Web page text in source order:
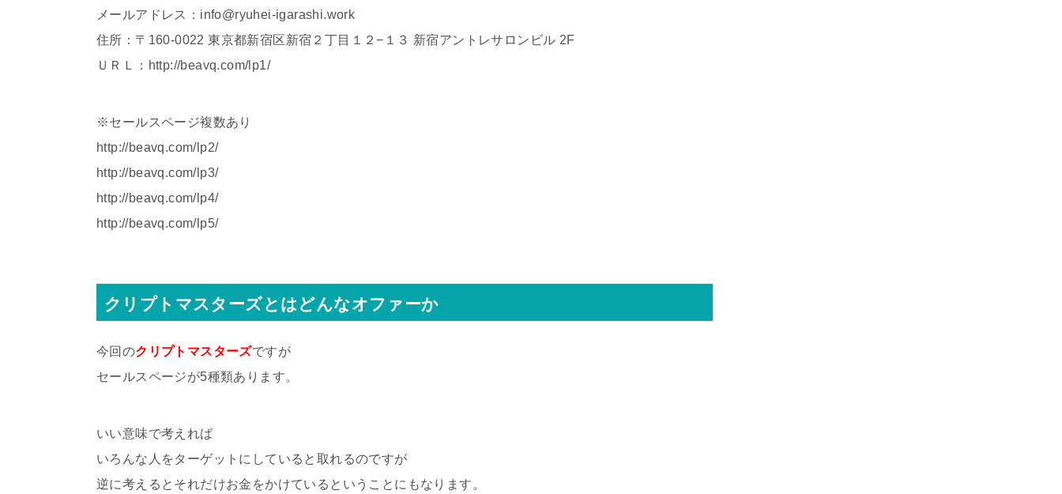
メールアドレス：info@ryuhei-igarashi.work
住所：〒160-0022 東京都新宿区新宿２丁目１２−１３ 新宿アントレサロンビル 2F
ＵＲＬ：http://beavq.com/lp1/
※セールスページ複数あり
http://beavq.com/lp2/
http://beavq.com/lp3/
http://beavq.com/lp4/
http://beavq.com/lp5/
クリプトマスターズとはどんなオファーか
今回のクリプトマスターズですが
セールスページが5種類あります。
いい意味で考えれば
いろんな人をターゲットにしていると取れるのですが
逆に考えるとそれだけお金をかけているということにもなります。